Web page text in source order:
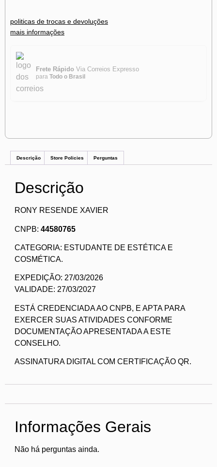
politicas de trocas e devoluções
mais informações
Frete Rápido Via Correios Expresso
para Todo o Brasil
Descrição Store Policies Perguntas
Descrição
RONY RESENDE XAVIER
CNPB: 44580765
CATEGORIA: ESTUDANTE DE ESTÉTICA E
COSMÉTICA.
EXPEDIÇÃO: 27/03/2026
VALIDADE: 27/03/2027
ESTÁ CREDENCIADA AO CNPB, E APTA PARA
EXERCER SUAS ATIVIDADES CONFORME
DOCUMENTAÇÃO APRESENTADA A ESTE
CONSELHO.
ASSINATURA DIGITAL COM CERTIFICAÇÃO QR.
Informações Gerais
Não há perguntas ainda.